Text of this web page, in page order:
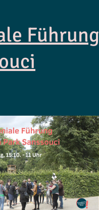
Führung